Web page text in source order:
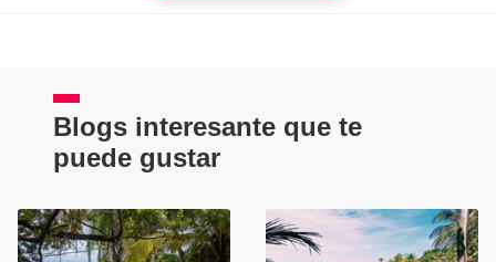
Blogs interesante que te
puede gustar